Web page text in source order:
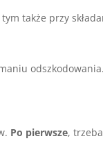
także przy
Po pierwsze,